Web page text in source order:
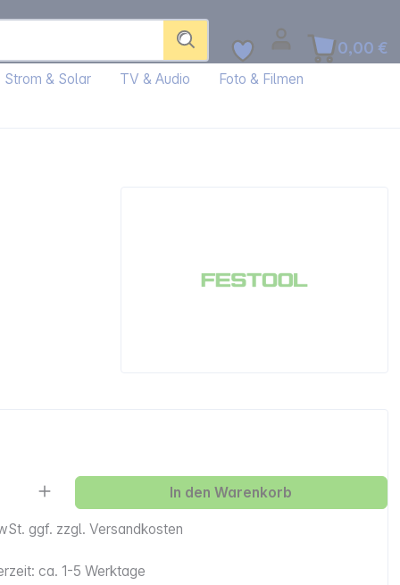
0,00 €
Strom & Solar TV & Audio Foto & Filmen
ggf. zzgl. Versandkosten
ca. 1-5 Werktage
Gib den gewünschten Wert ein
In den Warenkorb